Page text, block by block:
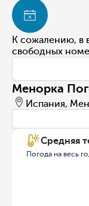
К сожалению, в
свободных
Менорка
Испания,
Средняя
Погода на весь